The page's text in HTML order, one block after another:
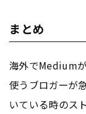
まとめ
海外でMedium
使うブロガーが
いている時のス